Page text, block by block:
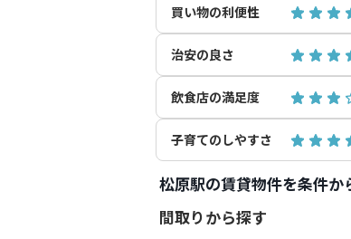
買い物の利便性
治安の良さ
飲食店の満足度
子育てのしやすさ
松原駅の賃貸物件を条件か
間取りから探す